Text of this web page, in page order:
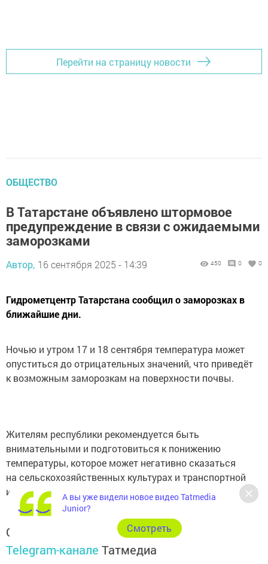
Перейти на страницу новости
ОБЩЕСТВО
В Татарстане объявлено штормовое
предупреждение в связи с ожидаемыми
заморозками
Автор, 16 сентября 2025 - 14:39 450 0 0
Гидрометцентр Татарстана сообщил о заморозках в
ближайшие дни.
Ночью и утром 17 и 18 сентября температура может
опуститься до отрицательных значений, что приведёт
к возможным заморозкам на поверхности почвы.
Жителям республики рекомендуется быть
внимательными и подготовиться к понижению
температуры, которое может негативно сказаться
на сельскохозяйственных культурах и транспортной
инфраструктуре.
Следите за самым важным и интересным в
Telegram-канале Татмедиа
А вы уже видели новое видео Tatmedia
Junior?
Cмотреть